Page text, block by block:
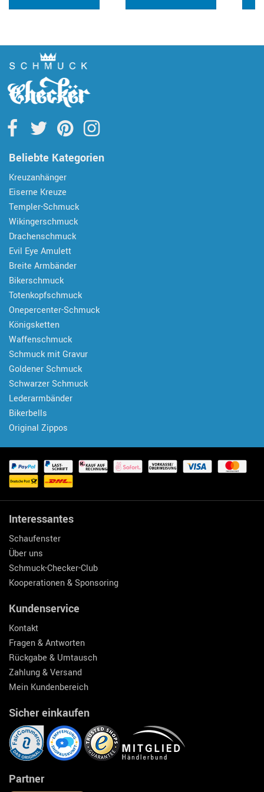
Beliebte Kategorien
Kreuzanhänger
Eiserne Kreuze
Templer-Schmuck
Wikingerschmuck
Drachenschmuck
Evil Eye Amulett
Breite Armbänder
Bikerschmuck
Totenkopfschmuck
Onepercenter-Schmuck
Königsketten
Waffenschmuck
Schmuck mit Gravur
Goldener Schmuck
Schwarzer Schmuck
Lederarmbänder
Bikerbells
Original Zippos
Interessantes
Schaufenster
Über uns
Schmuck-Checker-Club
Kooperationen & Sponsoring
Kundenservice
Kontakt
Fragen & Antworten
Rückgabe & Umtausch
Zahlung & Versand
Mein Kundenbereich
Sicher einkaufen
Partner